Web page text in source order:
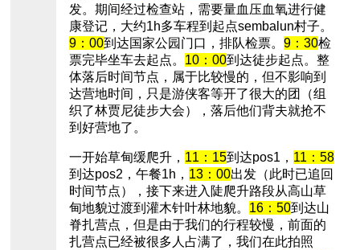
发。期间经过检查站，需要量血压血氧进行健
康登记，大约1h多车程到起点sembalun村子。
9：00到达国家公园门口，排队检票。 9：30检
票完毕坐车去起点。 10：00到达徒步起点。整
体落后时间节点，属于比较慢的，但不影响到
达营地时间，只是游侠客等开了很大的团（组
织了林贾尼徒步大会），落后他们背夫就抢不
到好营地了。
一开始草甸缓爬升， 11：15到达pos1， 11：58
到达pos2，午餐1h， 13：00出发（此时已追回
时间节点），接下来进入陡爬升路段从高山草
甸地貌过渡到灌木针叶林地貌。 16：50到达山
脊扎营点，但是由于我们的行程较慢，前面的
扎营点已经被很多人占满了，我们在此拍照